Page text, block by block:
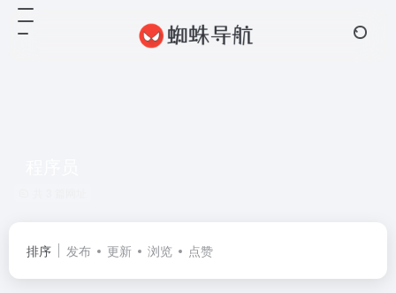
排序 发布 更新 浏览 点赞